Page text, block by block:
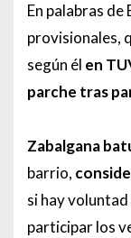
En palabras
provisionales,
según él en
parche tras
Zabalgana
barrio,
si hay
participar los